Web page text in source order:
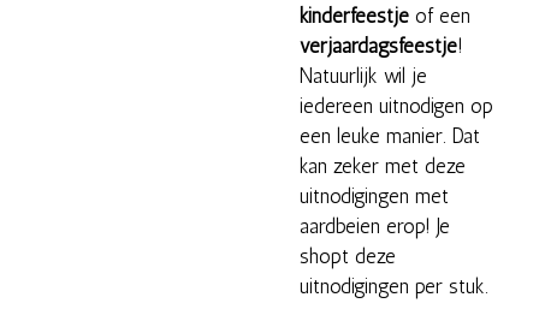
kinderfeestje of een
verjaardagsfeestje!
Natuurlijk wil je
iedereen uitnodigen op
een leuke manier. Dat
kan zeker met deze
uitnodigingen met
aardbeien erop! Je
shopt deze
uitnodigingen per stuk.